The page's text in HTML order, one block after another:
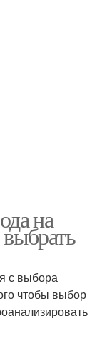
на
с выбора
чтобы выбор